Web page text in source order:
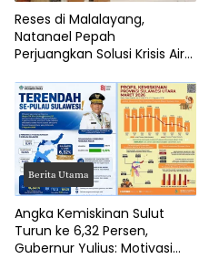
Reses di Malalayang,
Natanael Pepah
Perjuangkan Solusi Krisis Air
DPRD Manado
Berita Utama
Angka Kemiskinan Sulut
Turun ke 6,32 Persen,
Gubernur Yulius: Motivasi